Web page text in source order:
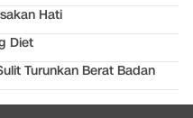
Hati
Diet
Turunkan Berat Badan